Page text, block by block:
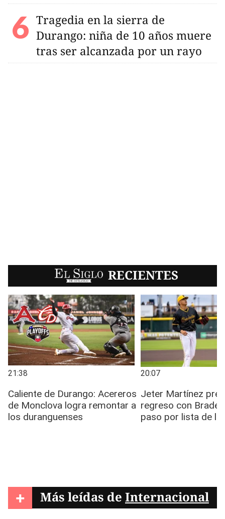
Tragedia en la sierra de
Durango: niña de 10 años muere
tras ser alcanzada por un rayo
EL SIGLO RECIENTES
+ Más leídas de Internacional